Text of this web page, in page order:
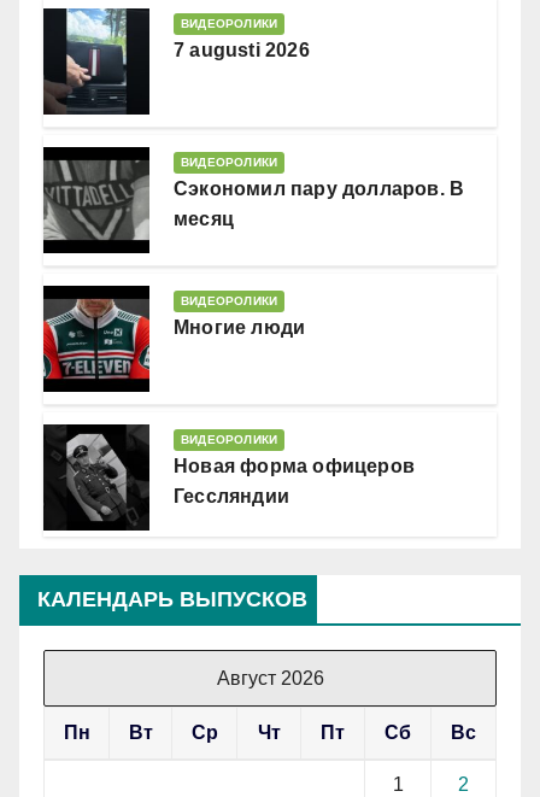
ВИДЕОРОЛИКИ
7 augusti 2026
ВИДЕОРОЛИКИ
Сэкономил пару долларов. В
месяц
ВИДЕОРОЛИКИ
Многие люди
ВИДЕОРОЛИКИ
Новая форма офицеров
Гессляндии
КАЛЕНДАРЬ ВЫПУСКОВ
Август 2026
Пн Вт Ср Чт Пт Сб Вс
1 2